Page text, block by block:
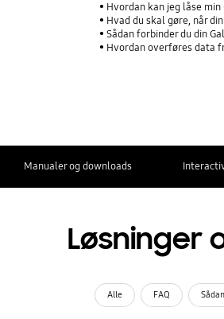
Hvordan kan jeg låse
Hvad du skal gøre, når
Sådan forbinder du din
Hvordan overføres data
Manualer og downloads
Løsninger
Alle FAQ